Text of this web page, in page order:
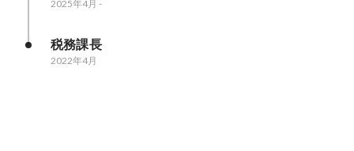
2025年4月 -
税務課長
2022年4月